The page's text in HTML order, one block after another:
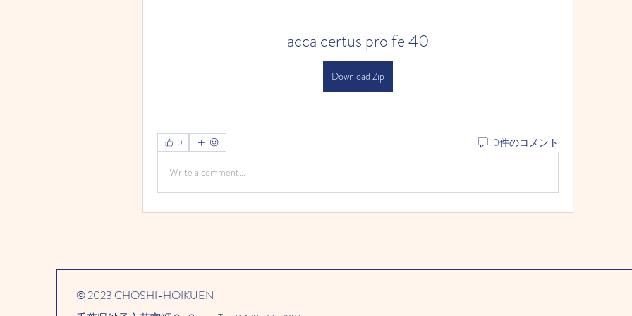
acca certus pro fe 40
Download Zip
0 0件のコメント
Write a comment...
© 2023 CHOSHI-HOIKUEN